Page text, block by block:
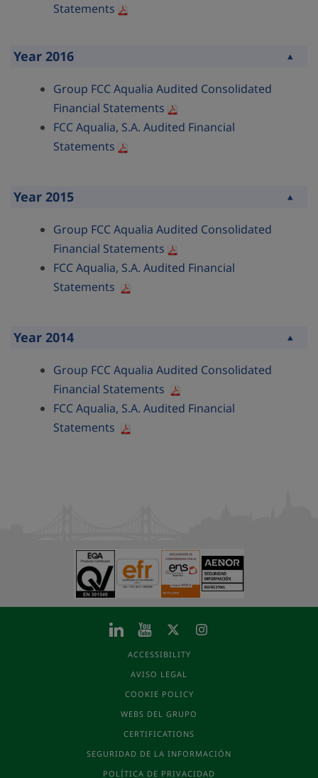
Statements
Year 2016
Group FCC Aqualia Audited Consolidated
Financial Statements
FCC Aqualia, S.A. Audited Financial
Statements
Year 2015
Group FCC Aqualia Audited Consolidated
Financial Statements
FCC Aqualia, S.A. Audited Financial
Statements
Year 2014
Group FCC Aqualia Audited Consolidated
Financial Statements
FCC Aqualia, S.A. Audited Financial
Statements
ACCESSIBILITY
AVISO LEGAL
COOKIE POLICY
WEBS DEL GRUPO
CERTIFICATIONS
SEGURIDAD DE LA INFORMACIÓN
POLÍTICA DE PRIVACIDAD